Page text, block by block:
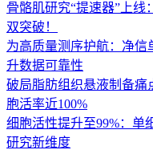
骨骼肌研究“提速器”上
双突破！
为高质量测序护航：净信
升数据可靠性
破局脂肪组织悬液制备痛
胞活率近100%
细胞活性提升至99%：单
研究新维度